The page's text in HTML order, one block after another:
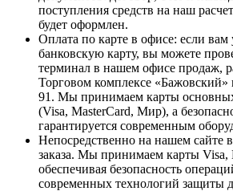
поступления средств на наш
будет оформлен.
Оплата по карте в офисе: если вам
банковскую карту, вы можете
терминал в нашем офисе продаж,
Торговом комплексе «Бажовский»
91. Мы принимаем карты
(Visa, MasterCard, Мир), а
гарантируется современным
Непосредственно на нашем сайте
заказа. Мы принимаем карты Visa,
обеспечивая безопасность
современных технологий защиты